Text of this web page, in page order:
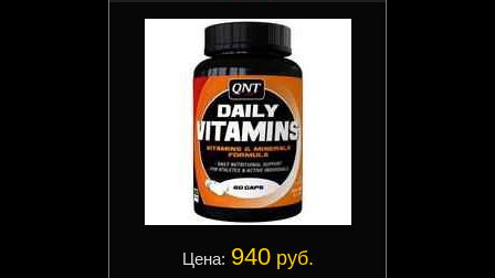
Цена: 940руб.